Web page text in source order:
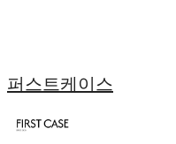
퍼스트케이스